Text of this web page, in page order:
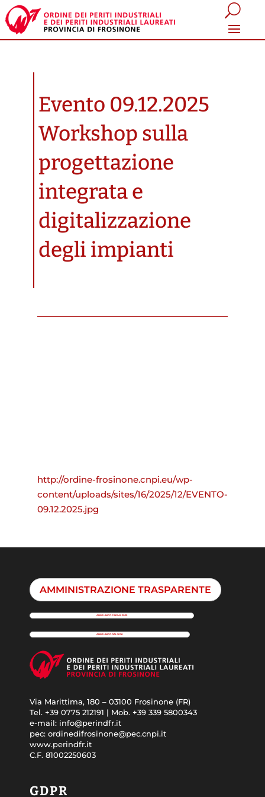
Evento 09.12.2025
Workshop sulla
progettazione
integrata e
digitalizzazione
degli impianti
http://ordine-frosinone.cnpi.eu/wp-
content/uploads/sites/16/2025/12/EVENTO-
09.12.2025.jpg
AMMINISTRAZIONE TRASPARENTE
ALBO UNICO FINO AL 2025
ALBO UNICO DAL 2026
Via Marittima, 180 – 03100 Frosinone (FR)
Tel. +39 0775 212191 | Mob. +39 339 5800343
e-mail: info@perindfr.it
pec: ordinedifrosinone@pec.cnpi.it
www.perindfr.it
C.F. 81002250603
GDPR